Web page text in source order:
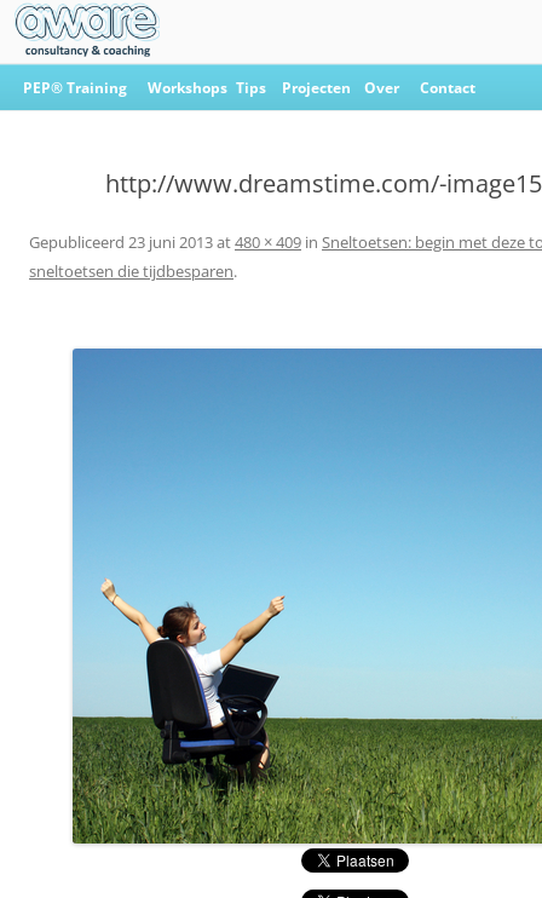
Ga
naar
PEP® Training Workshops Tips Projecten Over Contact
http://www.dreamstime.com/-
Gepubliceerd 23 juni 2013at480 × 409 in Sneltoetsen: begin met deze
sneltoetsen die tijdbesparen.